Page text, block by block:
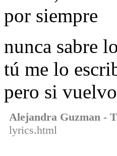
por siempre
nunca sabre
tú me lo
pero si
Alejandra Guzman -
lyrics.html